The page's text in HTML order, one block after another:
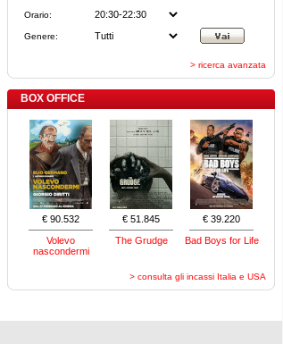
Orario:
Genere:
> ricerca avanzata
BOX OFFICE
€ 90.532
Volevo
nascondermi
€ 51.845
The Grudge
€ 39.220
Bad Boys for Life
> consulta gli incassi Italia e USA